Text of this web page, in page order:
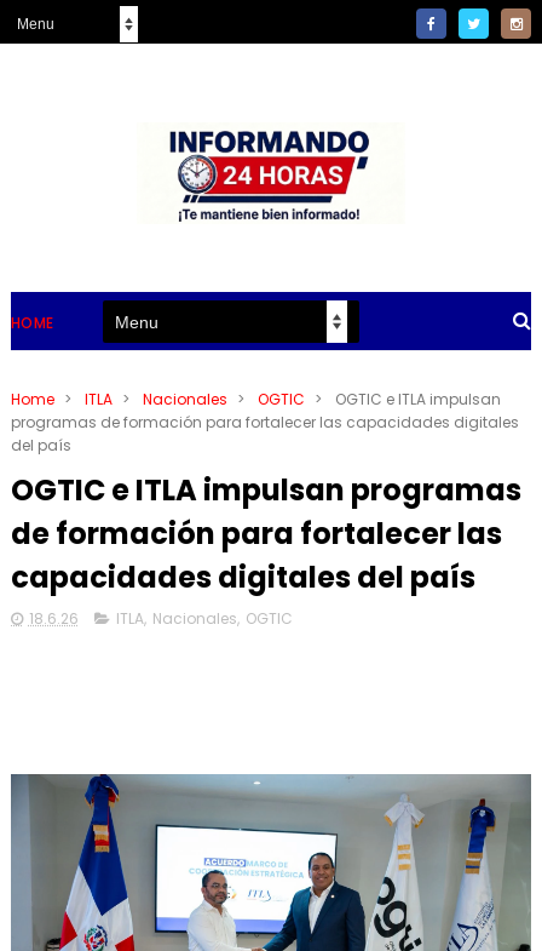
HOME
Home > ITLA > Nacionales > OGTIC >
OGTIC e ITLA impulsan
programas de formación para fortalecer las capacidades digitales
del país
OGTIC e ITLA impulsan programas
de formación para fortalecer las
capacidades digitales del país
18.6.26 ITLA, Nacionales, OGTIC